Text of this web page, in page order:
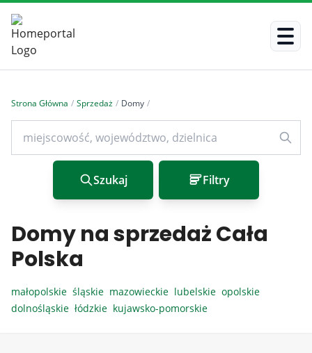
Strona Główna / Sprzedaż / Domy /
Szukaj Filtry
Domy na sprzedaż Cała
Polska
małopolskie śląskie mazowieckie lubelskie opolskie
dolnośląskie łódzkie kujawsko-pomorskie